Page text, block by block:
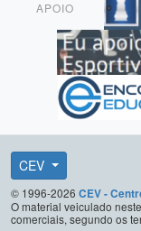
APOIO
CEV
© 1996-2026 CEV -
O material veiculado
comerciais, segundo os